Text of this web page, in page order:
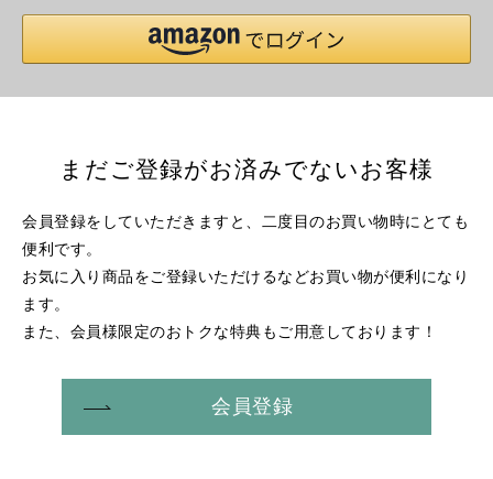
まだご登録がお済みでないお客様
会員登録をしていただきますと、二度目のお買い物時にとても
便利です。
お気に入り商品をご登録いただけるなどお買い物が便利になり
ます。
また、会員様限定のおトクな特典もご用意しております！
会員登録